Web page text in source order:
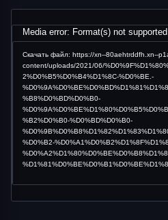
Media error: Format(s) not
Скачать файл: https://xn--80aehtrddfh.xn--
content/uploads/2021/06/
2%D0%B5%D0%B4%D1%8C-%D0%BE.-
%B8%D0%BD%D0%B0-
%B2%D0%B0-%D0%BD%D0%B0-
%D0%B2-